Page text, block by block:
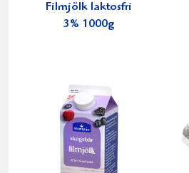
Filmjölk laktosfri
3% 1000g